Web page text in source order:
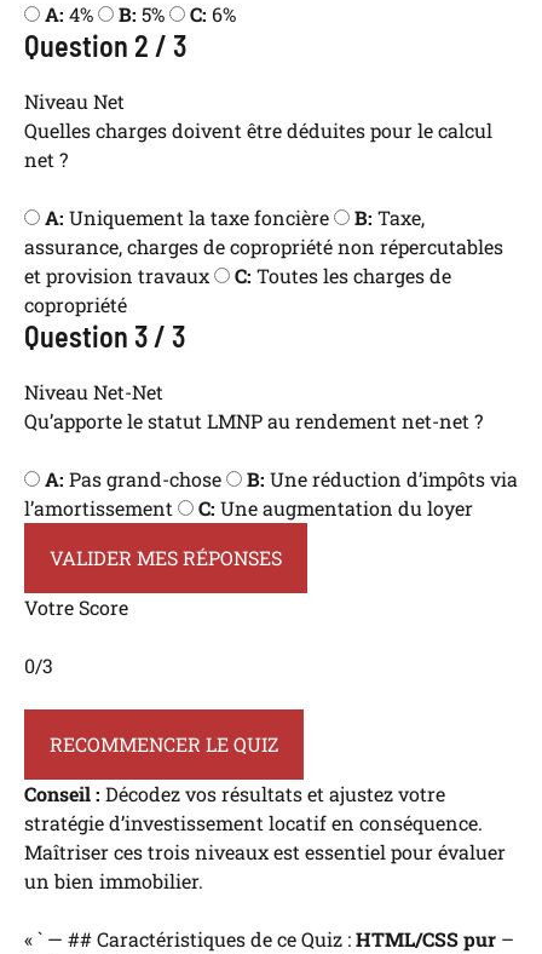
A: 4% B: 5% C: 6%
Question 2 / 3
Niveau Net
Quelles charges doivent être déduites pour le calcul
net ?
A: Uniquement la taxe foncière B: Taxe,
assurance, charges de copropriété non répercutables
et provision travaux
C: Toutes les charges de
copropriété
Question 3 / 3
Niveau Net-Net
Qu’apporte le statut LMNP au rendement net-net ?
A: Pas grand-chose B: Une réduction d’impôts via
l’amortissement
C: Une augmentation du loyer
VALIDER MES RÉPONSES
Votre Score
0/3
RECOMMENCER LE QUIZ
Conseil : Décodez vos résultats et ajustez votre
stratégie d’investissement locatif en conséquence.
Maîtriser ces trois niveaux est essentiel pour évaluer
un bien immobilier.
« ` — ## Caractéristiques de ce Quiz :HTML/CSS pur –